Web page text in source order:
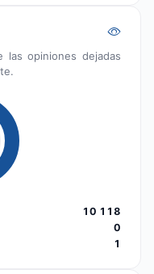
las opiniones dejadas
10 118
0
1